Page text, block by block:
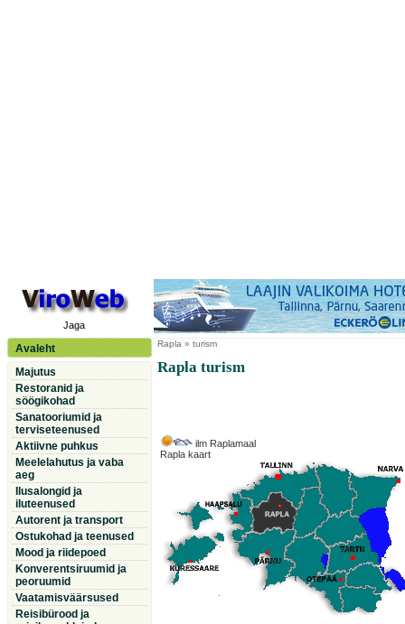
Jaga
Avaleht
Majutus
Restoranid ja
söögikohad
Sanatooriumid ja
terviseteenused
Aktiivne puhkus
Meelelahutus ja vaba
aeg
Ilusalongid ja
iluteenused
Autorent ja transport
Ostukohad ja teenused
Mood ja riidepoed
Konverentsiruumid ja
peoruumid
Vaatamisväärsused
Reisibürood ja
Rapla » turism
Rapla turism
ilm Raplamaal
Rapla kaart